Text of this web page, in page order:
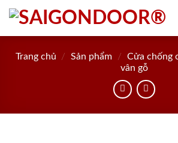
Skip
content
Trang chủ / Sản phẩm / Cửa chống
vân gỗ